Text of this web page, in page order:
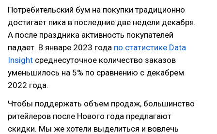
Потребительский бум на покупки традиционно
достигает пика в последние две недели декабря.
А после праздника активность покупателей
падает. В январе 2023 года по статистике Data
Insight среднесуточное количество заказов
уменьшилось на 5% по сравнению с декабрем
2022 года.
Чтобы поддержать объем продаж, большинство
ритейлеров после Нового года предлагают
скидки. Мы же хотели выделиться и вовлечь